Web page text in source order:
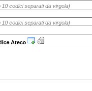
10 codici separati da virgola)
10 codici separati da virgola)
Ateco